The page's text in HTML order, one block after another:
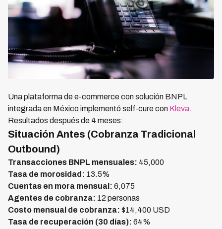
Una plataforma de e-commerce con solución BNPL
integrada en México implementó self-cure con Kleva.
Resultados después de 4 meses:
Situación Antes (Cobranza Tradicional
Outbound)
Transacciones BNPL mensuales: 45,000
Tasa de morosidad: 13.5%
Cuentas en mora mensual: 6,075
Agentes de cobranza: 12 personas
Costo mensual de cobranza: $14,400 USD
Tasa de recuperación (30 días): 64%